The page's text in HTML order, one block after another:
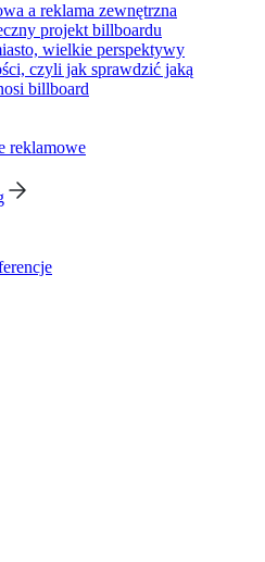
a reklama zewnętrzna
projekt billboardu
wielkie perspektywy
czyli jak sprawdzić jaką
billboard
reklamowe